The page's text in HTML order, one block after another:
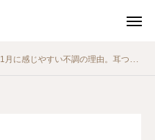
1月に感じやすい不調の理由。耳つぼからはじめる体との対話